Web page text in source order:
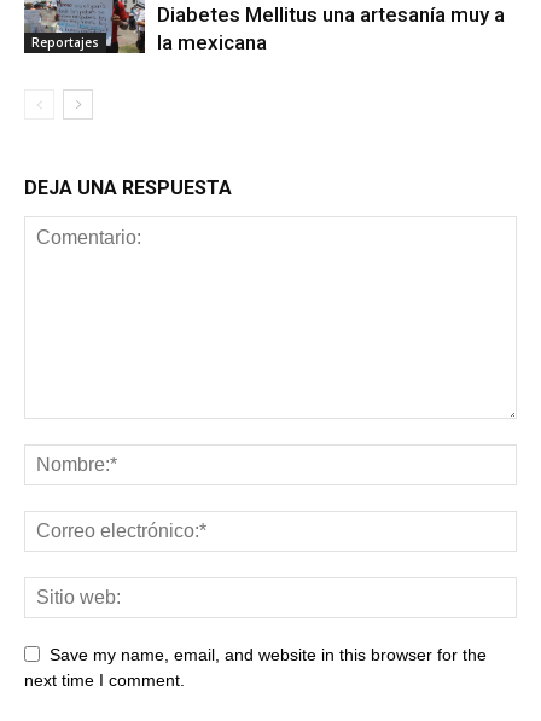
Reportajes
Diabetes Mellitus una artesanía muy a
la mexicana
DEJA UNA RESPUESTA
Save my name, email, and website in this browser for the
next time I comment.